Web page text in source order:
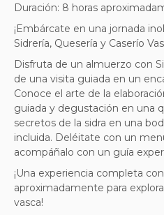
Duración: 8 horas
¡Embárcate en una jornada
Sidrería, Quesería y Caserío
Disfruta de un almuerzo con
de una visita guiada en un
Conoce el arte de la
guiada y degustación en una
secretos de la sidra en una
incluida. Deléitate con un
acompáñalo con un guía
¡Una experiencia completa
aproximadamente para
vasca!